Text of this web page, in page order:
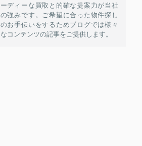
ーディーな買取と的確な提案力が当社
の強みです。ご希望に合った物件探し
のお手伝いをするためブログでは様々
なコンテンツの記事をご提供します。